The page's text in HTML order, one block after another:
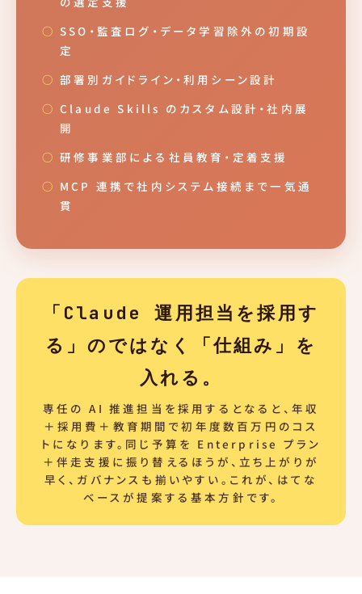
SSO・監査ログ・データ学習除外の初期設
定
部署別ガイドライン・利用シーン設計
Claude Skills のカスタム設計・社内展
開
研修事業部による社員教育・定着支援
MCP 連携で社内システム接続まで一気通
貫
「Claude 運用担当を採用す
る」のではなく「仕組み」を
入れる。
専任の AI 推進担当を採用するとなると、年収
＋採用費＋教育期間で初年度数百万円のコス
トになります。同じ予算を Enterprise プラン
＋伴走支援に振り替えるほうが、立ち上がりが
早く、ガバナンスも揃いやすい。これが、はてな
ベースが提案する基本方針です。